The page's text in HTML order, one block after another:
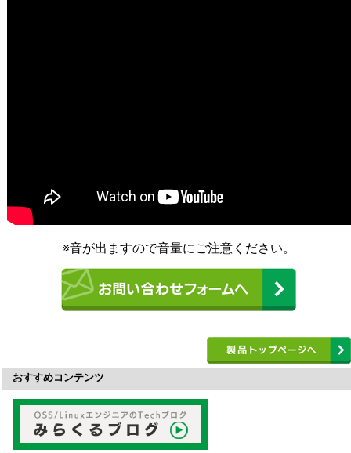
※音が出ますので音量にご注意ください。
おすすめコンテンツ